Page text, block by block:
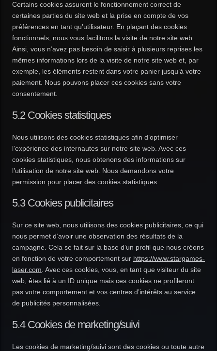
Certains cookies assurent le fonctionnement correct de
certaines parties du site web et la prise en compte de vos
préférences en tant qu’utilisateur. En plaçant des cookies
fonctionnels, nous vous facilitons la visite de notre site web.
Ainsi, vous n’avez pas besoin de saisir à plusieurs reprises les
mêmes informations lors de la visite de notre site web et, par
exemple, les éléments restent dans votre panier jusqu’à votre
paiement. Nous pouvons placer ces cookies sans votre
consentement.
5.2 Cookies statistiques
Nous utilisons des cookies statistiques afin d’optimiser
l’expérience des internautes sur notre site web. Avec ces
cookies statistiques, nous obtenons des informations sur
l’utilisation de notre site web. Nous demandons votre
permission pour placer des cookies statistiques.
5.3 Cookies publicitaires
Sur ce site web, nous utilisons des cookies publicitaires, ce qui
nous permet d’avoir une observation des résultats de la
campagne. Cela se fait sur la base d’un profil que nous créons
en fonction de votre comportement sur https://www.stargames-
laser.com . Avec ces cookies, vous, en tant que visiteur du site
web, êtes lié à un ID unique mais ces cookies ne profileront
pas votre comportement et vos centres d’intérêts au service
de publicités personnalisées.
5.4 Cookies de marketing/suivi
Les cookies de marketing/suivi sont des cookies ou toute autre